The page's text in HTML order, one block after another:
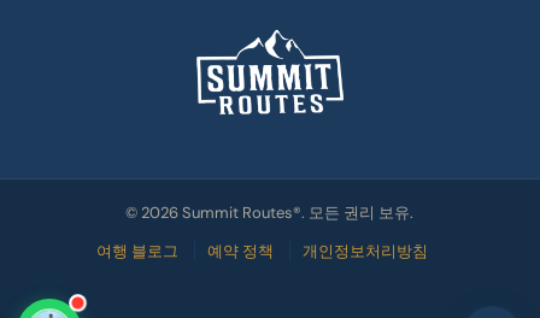
© 2026 Summit Routes®. 모든 권리 보유.
여행 블로그
예약 정책 개인정보처리방침